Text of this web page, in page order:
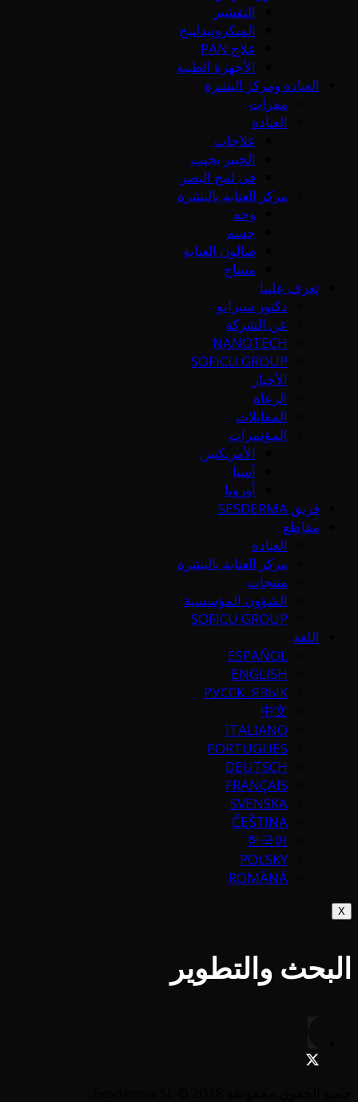
التقشير
الميكرونيدلينج
علاج PAN
الأجهزة الطبية
العيادة ومركز البشرة
مقرات
العيادة
علاجات
الخبير يجيب
في لمح البصر
مركز العناية بالبشرة
وجه
جسم
صالون العناية
مساج
تعرف علينا
دكتور سيرانو
عن الشركة
NANOTECH
SOFICU GROUP
الأخبار
الرعاة
المقابلات
المؤتمرات
الأمريكتين
آسيا
أوروبا
فريق SESDERMA
مقاطع
العيادة
مركز العناية بالبشرة
منتجات
الشؤون المؤسسية
SOFICU GROUP
اللغة
ESPAÑOL
ENGLISH
РУССК. ЯЗЫК
中文
ITALIANO
PORTUGUÉS
DEUTSCH
FRANÇAIS
SVENSKA
ČEŠTINA
한국어
POLSKY
ROMÂNĂ
X
البحث والتطوير